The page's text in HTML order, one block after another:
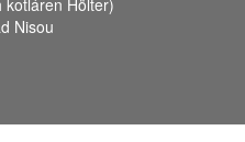
Hölter)
Nisou